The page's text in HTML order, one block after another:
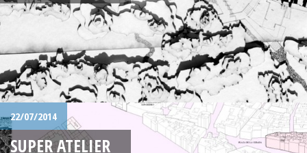
22/07/2014
SUPER ATELIER